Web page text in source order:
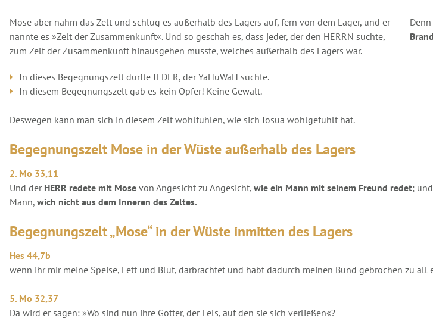
Mose aber nahm das Zelt und schlug es außerhalb des Lagers auf, fern von dem Lager, und er
nannte es »Zelt der Zusammenkunft«. Und so geschah es, dass jeder, der den HERRN suchte,
zum Zelt der Zusammenkunft hinausgehen musste, welches außerhalb des Lagers war.
Denn
In dieses Begegnungszelt durfte JEDER, der YaHuWaH suchte.
In diesem Begegnungszelt gab es kein Opfer! Keine Gewalt.
Deswegen kann man sich in diesem Zelt wohlfühlen, wie sich Josua wohlgefühlt hat.
Begegnungszelt Mose in der Wüste außerhalb des Lagers
2. Mo 33,11
Und der HERR redete mit Mose von Angesicht zu Angesicht, wie ein Mann mit seinem Freund redet;
Mann, wich nicht aus dem Inneren des Zeltes.
Begegnungszelt „Mose“ in der Wüste inmitten des Lagers
Hes 44,7b
wenn ihr mir meine Speise, Fett und Blut, darbrachtet und habt dadurch meinen Bund gebrochen zu all
5. Mo 32,37
Da wird er sagen: »Wo sind nun ihre Götter, der Fels, auf den sie sich verließen«?